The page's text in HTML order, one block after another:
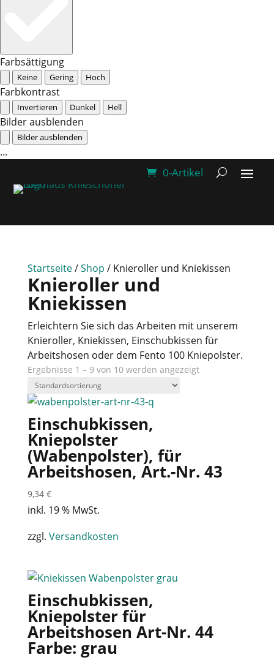
Farbsättigung
Keine Gering Hoch
Farbkontrast
Invertieren Dunkel Hell
Bilder ausblenden
Bilder ausblenden
...
0-Artikel
Startseite/Shop / Knieroller und Kniekissen
Knieroller und
Kniekissen
Erleichtern Sie sich das Arbeiten mit unserem
Knieroller, Kniekissen, Einschubkissen für
Arbeitshosen oder dem Fento 100 Kniepolster.
Ergebnisse 1 – 9 von 10 werden angezeigt
Einschubkissen,
Kniepolster
(Wabenpolster), für
Arbeitshosen, Art.-Nr. 43
9,34 €
inkl. 19 % MwSt.
zzgl. Versandkosten
Einschubkissen,
Kniepolster für
Arbeitshosen Art-Nr. 44
Farbe: grau